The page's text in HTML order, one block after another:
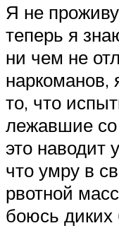
Я не
теперь я
ни чем не
наркоманов,
то, что
лежавшие
это наводит
что умру в
рвотной
боюсь